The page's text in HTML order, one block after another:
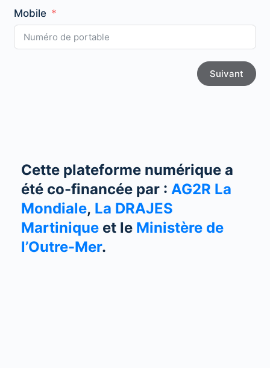
Mobile
Suivant
Cette plateforme numérique a
été co-financée par : AG2R La
Mondiale, La DRAJES
Martinique et le Ministère de
l’Outre-Mer.